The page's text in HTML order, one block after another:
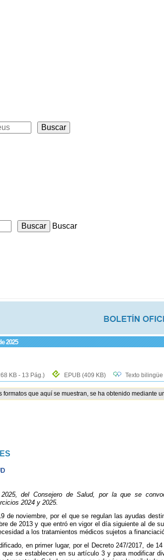
Buscar
2025
KB - 13 Pág.) EPUB (409 KB) Texto bilingüe
formatos que aquí se muestran, se ha obtenido mediante
del Consejero de Salud, por la que se
2024 y 2025.
de noviembre, por el que se regulan las ayudas
de 2013 y que entró en vigor el día siguiente al de
a los tratamientos médicos sujetos a
en primer lugar, por el Decreto 247/2017, de
que se establecen en su artículo 3 y para modificar